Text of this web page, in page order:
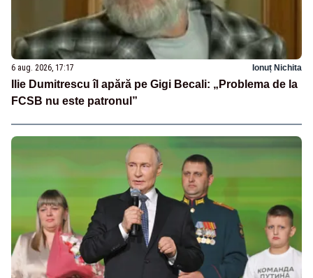
6 aug. 2026, 17:17 Ionuț Nichita
Ilie Dumitrescu îl apără pe Gigi Becali: „Problema de la
FCSB nu este patronul”